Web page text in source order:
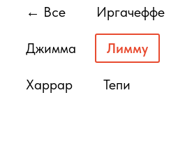
← Все Иргачеффе
Джимма Лимму
Харрар Тепи